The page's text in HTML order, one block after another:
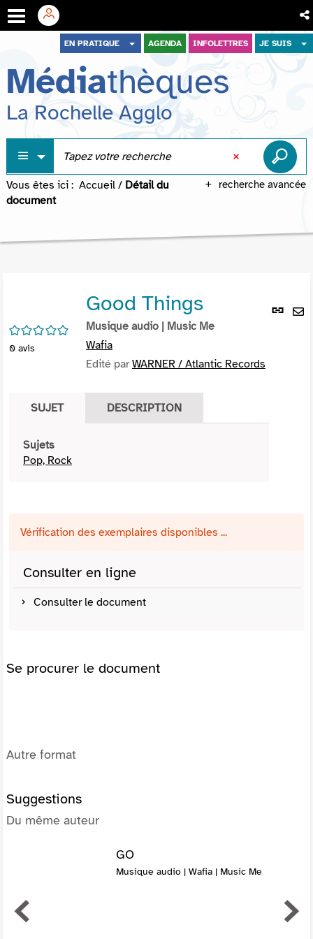
menu
contenu
recherche
EN PRATIQUE AGENDA INFOLETTRES JE SUIS
Médiathèques
La Rochelle Agglo
recherche avancée
Vous êtes ici : Accueil / Détail du
document
Lien
/5
0 avis
Good Things
Musique audio | Music Me
Wafia
Edité parWARNER / Atlantic Records
SUJET DESCRIPTION
Sujets
Pop, Rock
Vérification des exemplaires disponibles ...
Consulter en ligne
Consulter le document
Se procurer le document
Autre format
Suggestions
Du même auteur
GO
Musique audio | Wafia | Music Me